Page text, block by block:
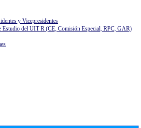
y Vicepresidentes
Estudio del UIT R (CE, Comisión Especial, RPC, GAR)